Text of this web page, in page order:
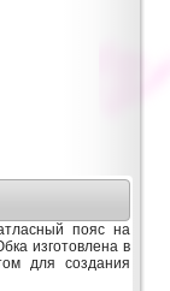
пояс на
изготовлена в
для создания